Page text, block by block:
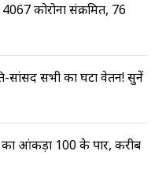
4067 कोरोना संक्रमित, 76
सांसद सभी का घटा वेतन! सुनें
का आंकड़ा 100 के पार, करीब